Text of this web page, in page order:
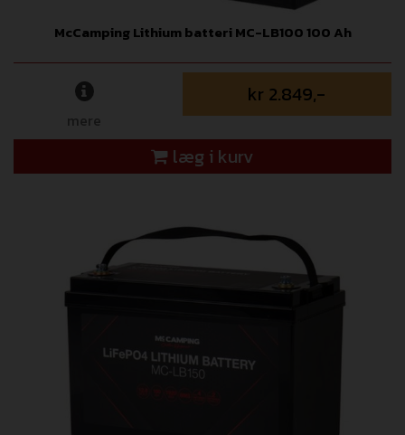
McCamping Lithium batteri MC-LB100 100 Ah
mere
kr 2.849,-
læg i kurv